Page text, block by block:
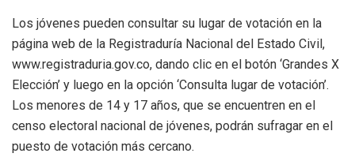
Los jóvenes pueden consultar su lugar de votación en la
página web de la Registraduría Nacional del Estado Civil,
www.registraduria.gov.co, dando clic en el botón ‘Grandes X
Elección’ y luego en la opción ‘Consulta lugar de votación’.
Los menores de 14 y 17 años, que se encuentren en el
censo electoral nacional de jóvenes, podrán sufragar en el
puesto de votación más cercano.